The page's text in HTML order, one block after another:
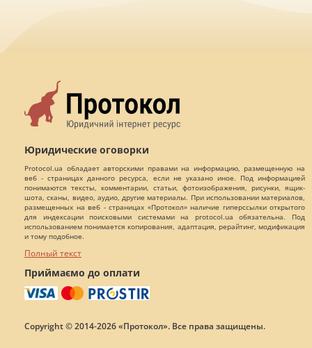
Юридические оговорки
Protocol.ua обладает авторскими правами на информацию, размещенную на
веб - страницах данного ресурса, если не указано иное. Под информацией
понимаются тексты, комментарии, статьи, фотоизображения, рисунки, ящик-
шота, сканы, видео, аудио, другие материалы. При использовании материалов,
размещенных на веб - страницах «Протокол» наличие гиперссылки открытого
для индексации поисковыми системами на protocol.ua обязательна. Под
использованием понимается копирования, адаптация, рерайтинг, модификация
и тому подобное.
Полный текст
Приймаємо до оплати
Copyright © 2014-2026 «Протокол». Все права защищены.